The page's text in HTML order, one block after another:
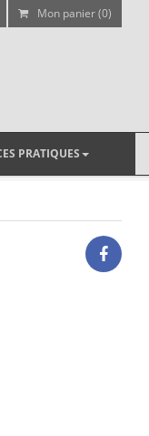
Mon panier (0)
PRATIQUES